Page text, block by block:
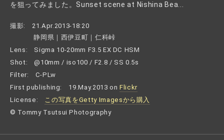
を狙ってみました。Sunset scene at Nishina Bea...
撮影:
21.Apr.2013-18:20
静岡県｜西伊豆町｜仁科峠
Lens:
Sigma 10-20mm F3.5 EX DC HSM
Shot:
@10mm / iso100 / F2.8 / SS 0.5s
Filter:
C-PLw
First publishing:
19.May.2013 onFlickr
License:
この写真をGetty Imagesから購入
© Tommy Tsutsui Photography